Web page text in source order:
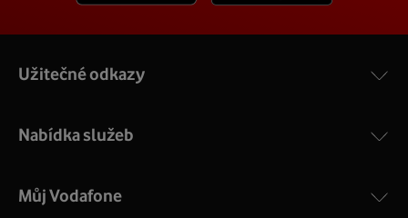
Užitečné odkazy
Nabídka služeb
Můj Vodafone